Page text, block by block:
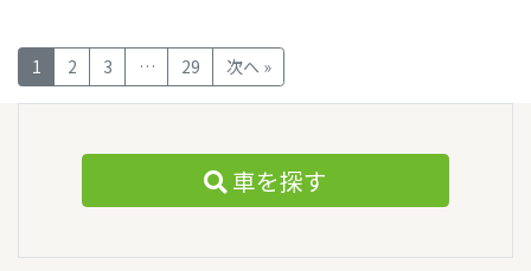
1 2 3 … 29 次へ »
車を探す